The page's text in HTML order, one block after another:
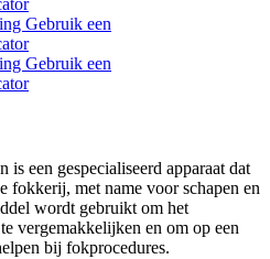
een gespecialiseerd apparaat dat
fokkerij, met name voor schapen en
wordt gebruikt om het
vergemakkelijken en om op een
bij fokprocedures.